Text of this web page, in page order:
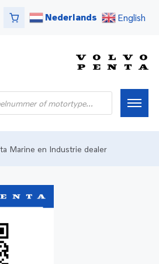
Nederlands English
Marine en Industrie dealer